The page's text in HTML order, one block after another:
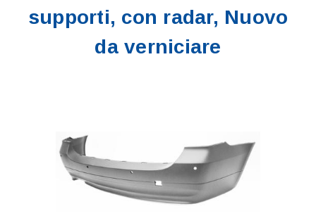
supporti, con radar, Nuovo
da verniciare